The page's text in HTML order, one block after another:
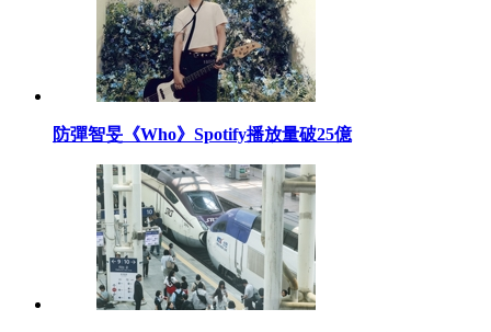
防彈智旻《Who》Spotify播放量破25億